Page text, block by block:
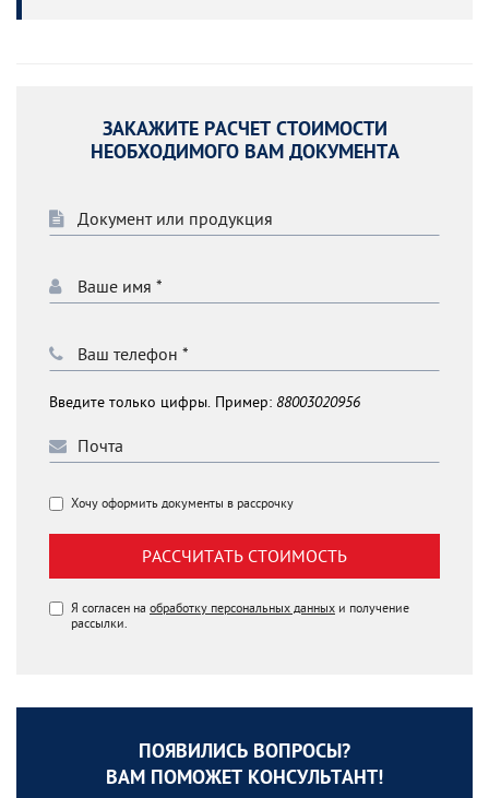
ЗАКАЖИТЕ РАСЧЕТ СТОИМОСТИ
НЕОБХОДИМОГО ВАМ ДОКУМЕНТА
Введите только цифры. Пример: 88003020956
Хочу оформить документы в рассрочку
РАССЧИТАТЬ СТОИМОСТЬ
Я согласен на обработку персональных данных и получение
рассылки.
ПОЯВИЛИСЬ ВОПРОСЫ?
ВАМ ПОМОЖЕТ КОНСУЛЬТАНТ!